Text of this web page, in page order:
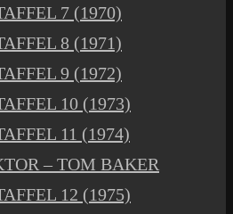
7 (1970)
8 (1971)
9 (1972)
10 (1973)
11 (1974)
– TOM BAKER
12 (1975)